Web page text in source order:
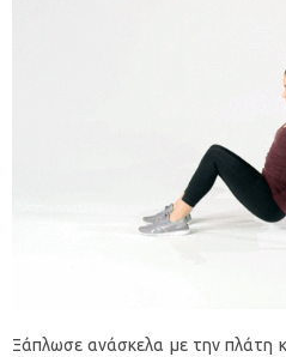
Ξάπλωσε ανάσκελα με την πλάτη